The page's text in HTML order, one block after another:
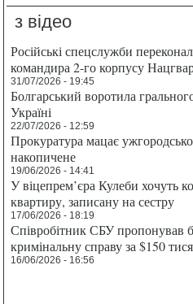
з відео
Російські спецслужби
командира 2-го корпусу
31/07/2026 - 19:45
Болгарський воротила
Україні
22/07/2026 - 12:59
Прокуратура мацає
накопичене
19/06/2026 - 14:41
У віцепрем’єра Кулеби хочуть
квартиру, записану на сестру
17/06/2026 - 18:19
Співробітник СБУ пропонував
кримінальну справу за $150
16/06/2026 - 16:56